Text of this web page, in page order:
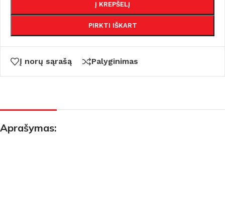
Į KREPŠELĮ
PIRKTI IŠKART
Į norų sąrašą Palyginimas
Aprašymas: